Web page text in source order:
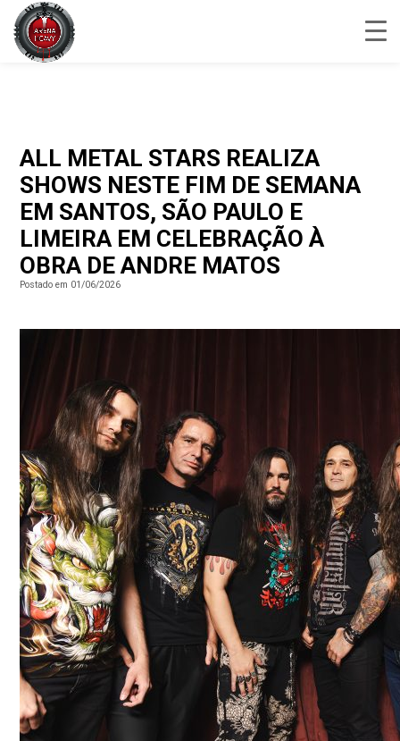
ALL METAL STARS REALIZA
SHOWS NESTE FIM DE SEMANA
EM SANTOS, SÃO PAULO E
LIMEIRA EM CELEBRAÇÃO À
OBRA DE ANDRE MATOS
Postado em 01/06/2026